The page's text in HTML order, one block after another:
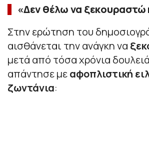
«Δεν θέλω να ξεκουραστώ
Στην ερώτηση του
αισθάνεται την ανάγκη να
μετά από τόσα χρόνια
απάντησε μεαφοπλιστική
ζωντάνια: